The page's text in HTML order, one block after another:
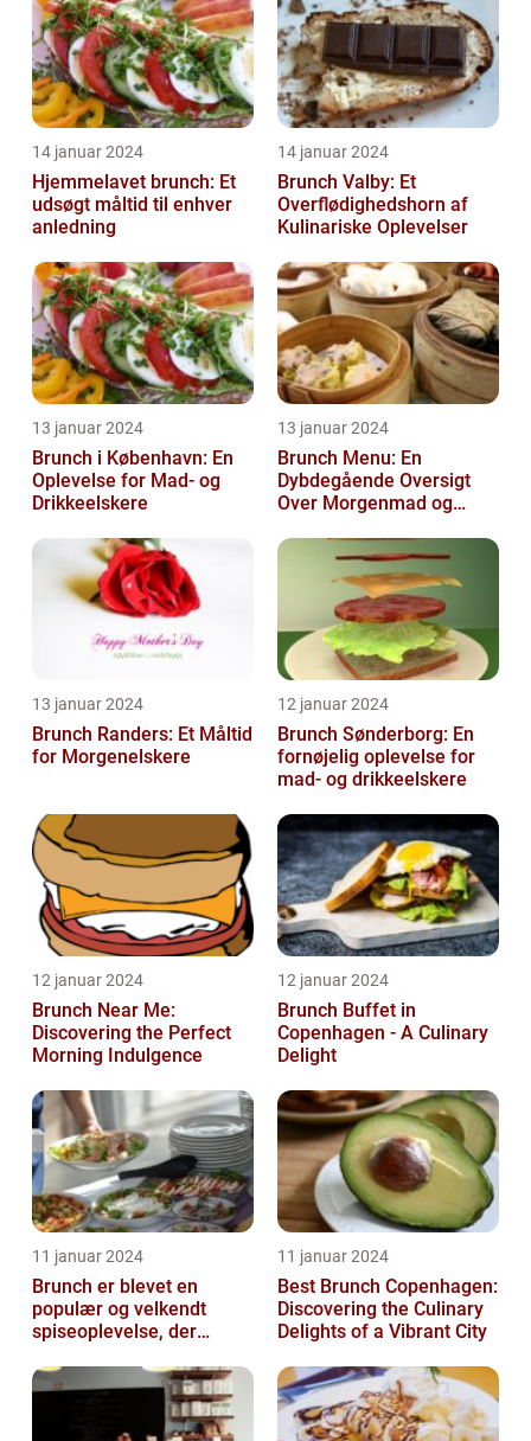
14 januar 2024
Hjemmelavet brunch: Et
udsøgt måltid til enhver
anledning
14 januar 2024
Brunch Valby: Et
Overflødighedshorn af
Kulinariske Oplevelser
13 januar 2024
Brunch i København: En
Oplevelse for Mad- og
Drikkeelskere
13 januar 2024
Brunch Menu: En
Dybdegående Oversigt
Over Morgenmad og
13 januar 2024
Brunch Randers: Et Måltid
for Morgenelskere
12 januar 2024
Brunch Sønderborg: En
fornøjelig oplevelse for
mad- og drikkeelskere
12 januar 2024
Brunch Near Me:
Discovering the Perfect
Morning Indulgence
12 januar 2024
Brunch Buffet in
Copenhagen - A Culinary
Delight
11 januar 2024
Brunch er blevet en
populær og velkendt
spiseoplevelse, der
drikkeelskere run...
11 januar 2024
Best Brunch Copenhagen:
Discovering the Culinary
Delights of a Vibrant City